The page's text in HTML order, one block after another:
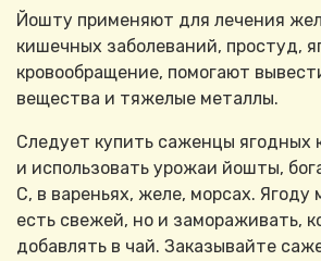
Йошту применяют для лечения
кишечных заболеваний, простуд,
кровообращение, помогают
вещества и тяжелые металлы.
Следует купить саженцы ягодных
и использовать урожаи йошты,
С, в вареньях, желе, морсах. Ягоду
есть свежей, но и замораживать,
добавлять в чай. Заказывайте